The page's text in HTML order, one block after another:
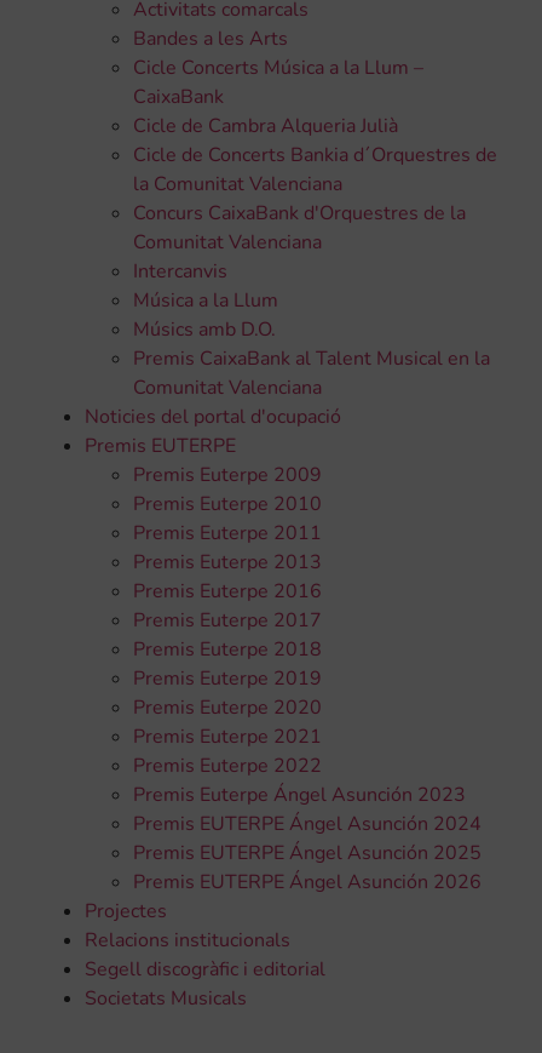
Activitats comarcals
Bandes a les Arts
Cicle Concerts Música a la Llum –
CaixaBank
Cicle de Cambra Alqueria Julià
Cicle de Concerts Bankia d´Orquestres de
la Comunitat Valenciana
Concurs CaixaBank d'Orquestres de la
Comunitat Valenciana
Intercanvis
Música a la Llum
Músics amb D.O.
Premis CaixaBank al Talent Musical en la
Comunitat Valenciana
Noticies del portal d'ocupació
Premis EUTERPE
Premis Euterpe 2009
Premis Euterpe 2010
Premis Euterpe 2011
Premis Euterpe 2013
Premis Euterpe 2016
Premis Euterpe 2017
Premis Euterpe 2018
Premis Euterpe 2019
Premis Euterpe 2020
Premis Euterpe 2021
Premis Euterpe 2022
Premis Euterpe Ángel Asunción 2023
Premis EUTERPE Ángel Asunción 2024
Premis EUTERPE Ángel Asunción 2025
Premis EUTERPE Ángel Asunción 2026
Projectes
Relacions institucionals
Segell discogràfic i editorial
Societats Musicals